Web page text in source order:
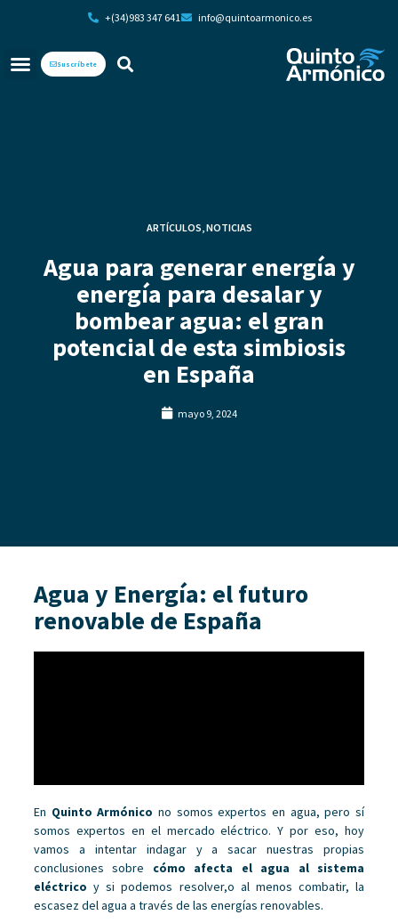
+(34)983 347 641 info@quintoarmonico.es
Suscríbete
ARTÍCULOS NOTICIAS
Agua para generar energía y
energía para desalar y
bombear agua: el gran
potencial de esta simbiosis
en España
mayo 9, 2024
Agua y Energía: el futuro
renovable de España
En Quinto Armónico no somos expertos en agua, pero sí
somos expertos en el mercado eléctrico. Y por eso, hoy
vamos a intentar indagar y a sacar nuestras propias
conclusiones sobre cómo afecta el agua al sistema
eléctrico y si podemos resolver,o al menos combatir, la
escasez del agua a través de las energías renovables.